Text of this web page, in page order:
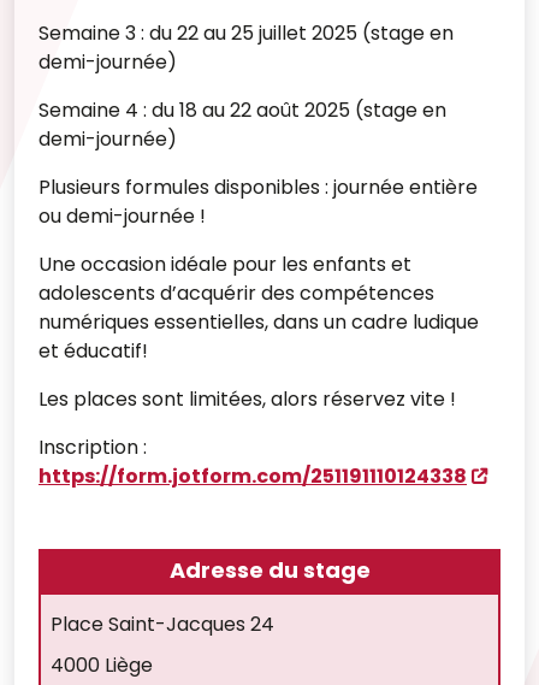
Semaine 3 : du 22 au 25 juillet 2025 (stage en
demi-journée)
Semaine 4 : du 18 au 22 août 2025 (stage en
demi-journée)
Plusieurs formules disponibles : journée entière
ou demi-journée !
Une occasion idéale pour les enfants et
adolescents d’acquérir des compétences
numériques essentielles, dans un cadre ludique
et éducatif!
Les places sont limitées, alors réservez vite !
Inscription :
https://form.jotform.com/251191110124338
Adresse du stage
Place Saint-Jacques 24
4000 Liège